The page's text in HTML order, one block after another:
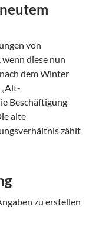
von
diese nun
dem Winter
Beschäftigung
alte
zählt
zu erstellen